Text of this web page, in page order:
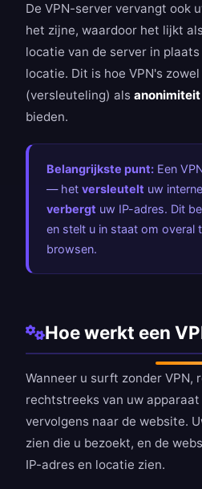
De VPN-server vervangt ook
het zijne, waardoor het lijkt
locatie van de server in
locatie. Dit is hoe VPN's zowel
(versleuteling) als anonimiteit
bieden.
Belangrijkste punt: Een
— het versleutelt uw
verbergt uw IP-adres. Dit
en stelt u in staat om overal
browsen.
Hoe werkt een
Wanneer u surft zonder VPN,
rechtstreeks van uw apparaat
vervolgens naar de website.
zien die u bezoekt, en de
IP-adres en locatie zien.